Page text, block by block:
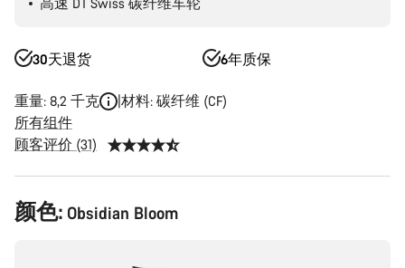
30天退货 6年质保
重量: 8,2 千克
材料: 碳纤维 (CF)
所有组件
顾客评价 (31)
产
品
颜色: Obsidian Bloom